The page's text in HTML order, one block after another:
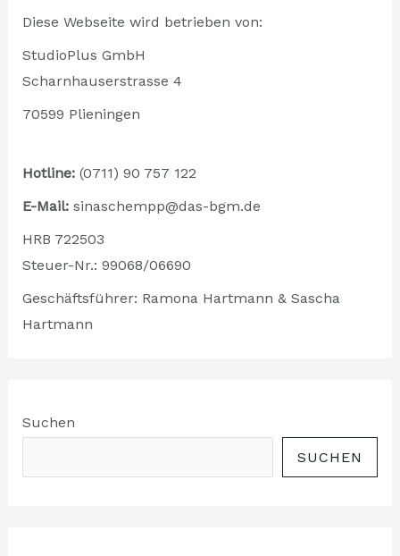
Diese Webseite wird betrieben von:
StudioPlus GmbH
Scharnhauserstrasse 4
70599 Plieningen
Hotline:(0711) 90 757 122
E-Mail: sinaschempp@das-bgm.de
HRB 722503
Steuer-Nr.: 99068/06690
Geschäftsführer: Ramona Hartmann & Sascha
Hartmann
Suchen
SUCHEN